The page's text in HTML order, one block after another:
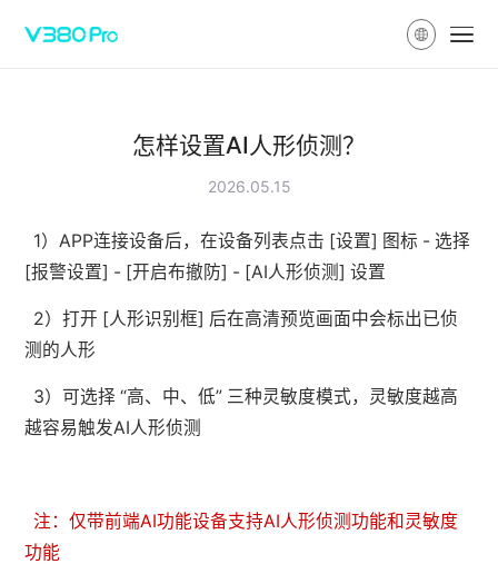
怎样设置AI人形侦测？
2026.05.15
1）APP连接设备后，在设备列表点击 [设置] 图标 - 选择
[报警设置] - [开启布撤防] - [AI人形侦测] 设置
2）打开 [人形识别框] 后在高清预览画面中会标出已侦
测的人形
3）可选择 “高、中、低” 三种灵敏度模式，灵敏度越高
越容易触发AI人形侦测
注：仅带前端AI功能设备支持AI人形侦测功能和灵敏度
功能